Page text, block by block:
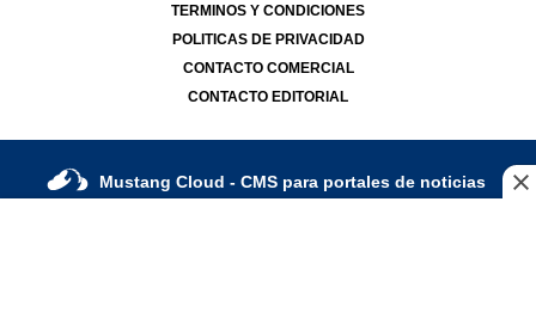
TERMINOS Y CONDICIONES
POLITICAS DE PRIVACIDAD
CONTACTO COMERCIAL
CONTACTO EDITORIAL
Mustang Cloud - CMS para portales de noticias